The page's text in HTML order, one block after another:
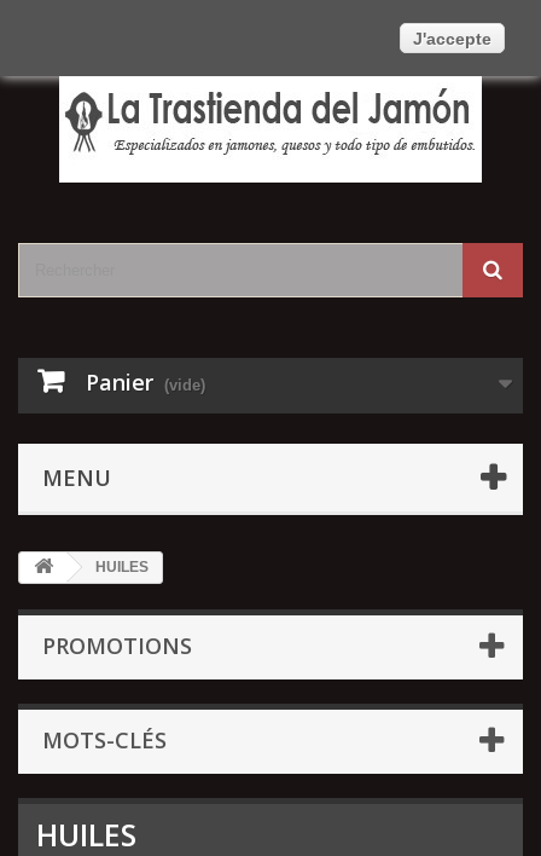
Français
Panier (vide)
MENU
HUILES
PROMOTIONS
MOTS-CLÉS
HUILES
J'accepte